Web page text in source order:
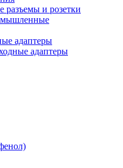
разъемы и розетки
адаптеры
адаптеры